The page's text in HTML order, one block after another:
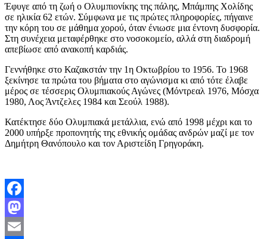
Έφυγε από τη ζωή ο Ολυμπιονίκης της πάλης, Μπάμπης Χολίδης
σε ηλικία 62 ετών. Σύμφωνα με τις πρώτες πληροφορίες, πήγαινε
την κόρη του σε μάθημα χορού, όταν ένιωσε μια έντονη δυσφορία.
Στη συνέχεια μεταφέρθηκε στο νοσοκομείο, αλλά στη διαδρομή
απεβίωσε από ανακοπή καρδιάς.
Γεννήθηκε στο Καζακστάν την 1η Οκτωβρίου το 1956. Το 1968
ξεκίνησε τα πρώτα του βήματα στο αγώνισμα κι από τότε έλαβε
μέρος σε τέσσερις Ολυμπιακούς Αγώνες (Μόντρεαλ 1976, Μόσχα
1980, Λος Άντζελες 1984 και Σεούλ 1988).
Κατέκτησε δύο Ολυμπιακά μετάλλια, ενώ από 1998 μέχρι και το
2000 υπήρξε προπονητής της εθνικής ομάδας ανδρών μαζί με τον
Δημήτρη Θανόπουλο και τον Αριστείδη Γρηγοράκη.
Facebook
Mastodon